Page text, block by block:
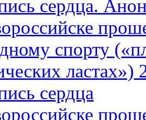
сердца.
спорту
сердца